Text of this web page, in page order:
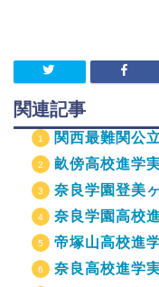
関連記事
関西最難関公
畝傍高校進学
奈良学園登美
奈良学園高校
帝塚山高校進
奈良高校進学